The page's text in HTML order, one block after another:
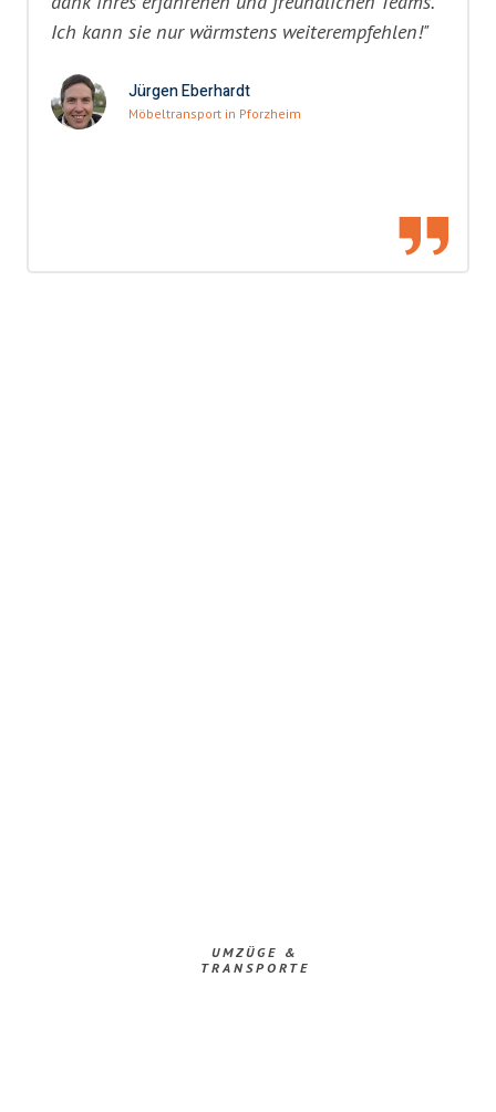
Ich kann sie nur wärmstens weiterempfehlen!"
Jürgen Eberhardt
Möbeltransport in Pforzheim
UMZÜGE &
TRANSPORTE